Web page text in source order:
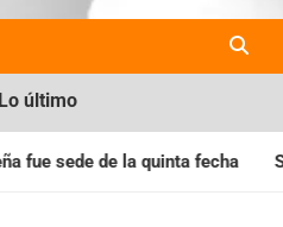
Lo último
SANTIAGUEÑO: Se cumplió